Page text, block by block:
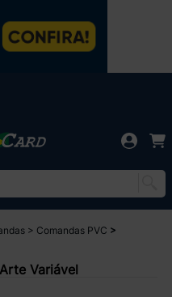
Comandas PVC
Variável